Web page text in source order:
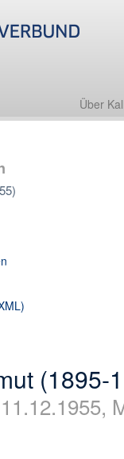
Über
(1895-